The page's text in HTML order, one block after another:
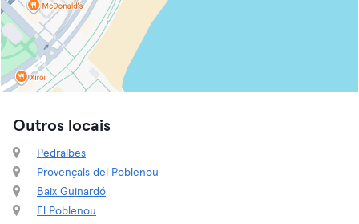
Outros locais
Pedralbes
Provençals del Poblenou
Baix Guinardó
El Poblenou